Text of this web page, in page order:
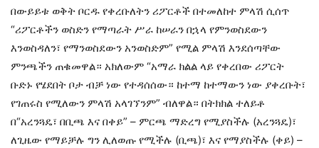
በውይይቱ ወቅት ቦርዱ የቀረቡለትን ሪፖርቶች በተመለከተ ምላሽ ሲሰጥ
“ሪፖርቶችን ወስድን የማጣራት ሥራ ከሠራን በኋላ የምንወስደውን
እንወስዳለን፣ የማንወስደውን አንወስድም” የሚል ምላሽ እንደሰጣቸው
ምንጫችን ጠቁመዋል። አክለውም “አማራ ክልል ላይ የቀረበው ሪፖርት
ቡድኑ የሄደበት ቦታ ብቻ ነው የተዳሰሰው። ከተማ ከተማውን ነው ያቀረቡት፣
የገጠሩስ የሚለውን ምላሽ አላገኘንም” ብለዋል። በትክክል ተለይቶ
በ“አረንጓዴ፣ በቢጫ እና በቀይ” – ምርጫ ማድረግ የሚያስችሉ (አረንጓዴ)፣
ለጊዜው የማይቻሉ ግን ሊለወጡ የሚችሉ (ቢጫ)፣ እና የማያስችሉ (ቀይ) –